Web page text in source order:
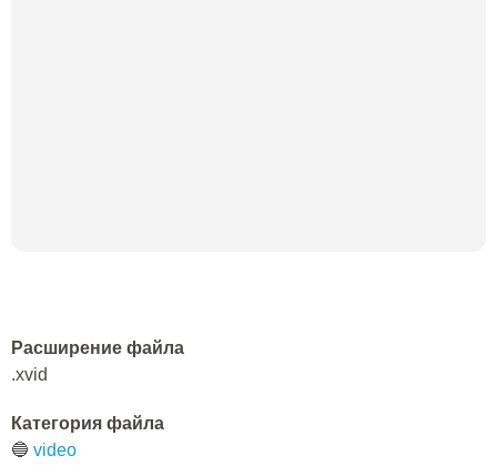
Расширение файла
.xvid
Категория файла
🔵 video